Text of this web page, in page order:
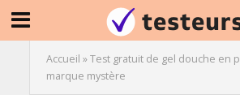
Accueil »Test gratuit de gel douche en
marque mystère